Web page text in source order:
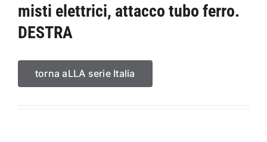
misti elettrici, attacco tubo ferro.
DESTRA
torna aLLA serie Italia